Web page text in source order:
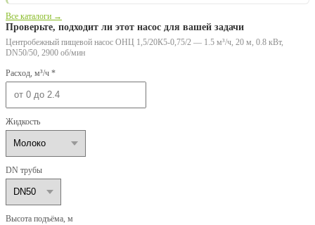
Все каталоги →
Проверьте, подходит ли этот насос для вашей задачи
Центробежный пищевой насос ОНЦ 1,5/20К5-0,75/2 — 1.5 м³/ч, 20 м, 0.8 кВт,
DN50/50, 2900 об/мин
Расход, м³/ч *
Жидкость
DN трубы
Высота подъёма, м